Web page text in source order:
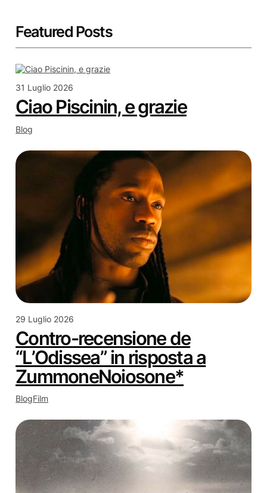
Featured Posts
31 Luglio 2026
Ciao Piscinin, e grazie
Blog
29 Luglio 2026
Contro-recensione de
“L’Odissea” in risposta a
ZummoneNoiosone*
BlogFilm